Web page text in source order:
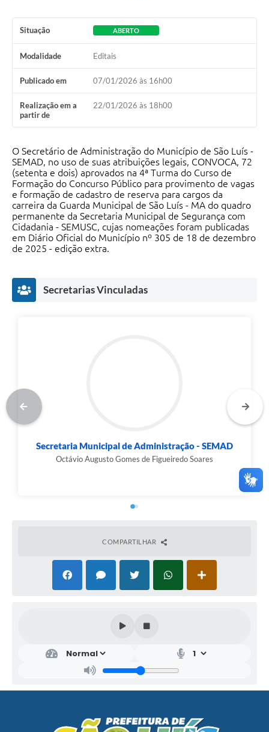
Situação ABERTO
Modalidade Editais
Publicado em 07/01/2026 às 16h00
Realização em a
partir de
22/01/2026 às 18h00
O Secretário de Administração do Município de São Luís -
SEMAD, no uso de suas atribuições legais, CONVOCA, 72
(setenta e dois) aprovados na 4ª Turma do Curso de
Formação do Concurso Público para provimento de vagas
e formação de cadastro de reserva para cargos da
carreira da Guarda Municipal de São Luís - MA do quadro
permanente da Secretaria Municipal de Segurança com
Cidadania - SEMUSC, cujas nomeações foram publicadas
em Diário Oficial do Município nº 305 de 18 de dezembro
de 2025 - edição extra.
Secretarias Vinculadas
Secretaria Municipal de Administração - SEMAD
Octávio Augusto Gomes de Figueiredo Soares
COMPARTILHAR